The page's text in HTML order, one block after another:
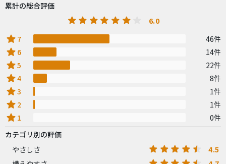
累計の総合評価
6.0
star 7 46件
star 6 14件
star5 22件
star4 8件
star3 1件
star 2 1件
star 1
0件
カテゴリ別の評価
やさしさ
4.5